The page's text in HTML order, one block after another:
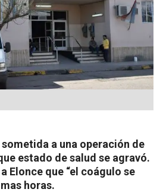
a una operación de
estado de salud se agravó.
Elonce que “el coágulo se
horas.